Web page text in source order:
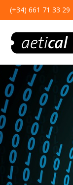
(+34) 661 71 33 29